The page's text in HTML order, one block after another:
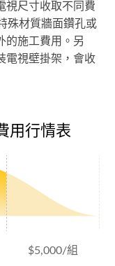
視尺寸收取不同費
殊材質牆面鑽孔或
的施工費用。另
電視壁掛架，會收
用行情表
$5,000/組